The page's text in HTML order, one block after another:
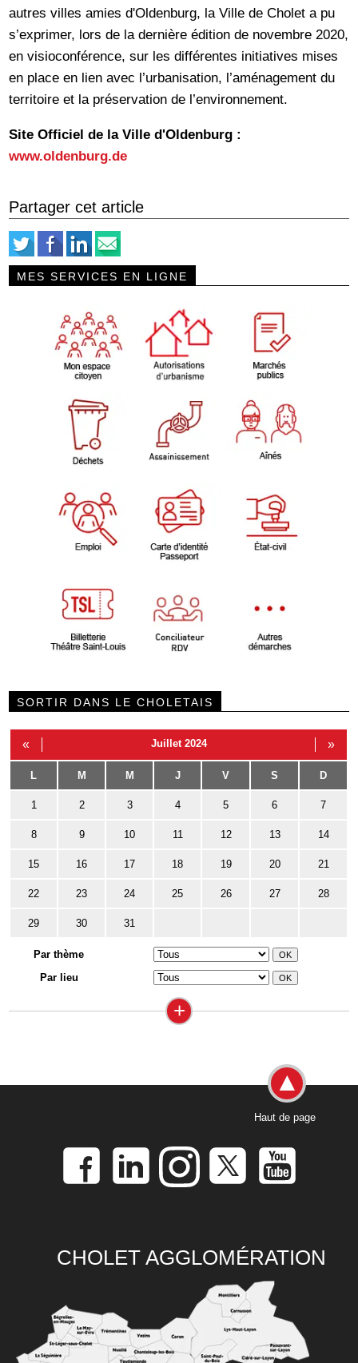
autres villes amies d'Oldenburg, la Ville de Cholet a pu
s’exprimer, lors de la dernière édition de novembre 2020,
en visioconférence, sur les différentes initiatives mises
en place en lien avec l’urbanisation, l’aménagement du
territoire et la préservation de l’environnement.
Site Officiel de la Ville d'Oldenburg :
www.oldenburg.de
Partager cet article
MES SERVICES EN LIGNE
SORTIR DANS LE CHOLETAIS
« Juillet 2024 »
L M M J V S D
1 2 3 4 5 6 7
8 9 10 11 12 13 14
15 16 17 18 19 20 21
22 23 24 25 26 27 28
29 30 31
Par thème
Par lieu
+
Haut de page
CHOLET AGGLOMÉRATION